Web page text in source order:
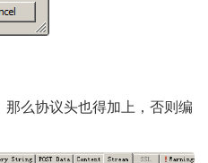
么协议头也得加上，否则编